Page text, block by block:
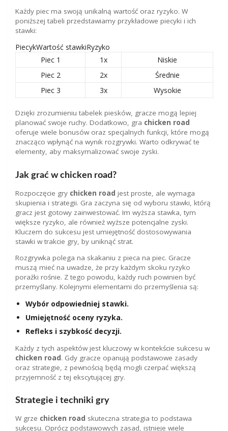
Każdy piec ma swoją unikalną wartość oraz ryzyko. W
poniższej tabeli przedstawiamy przykładowe piecyki i ich
stawki:
PiecykWartość stawkiRyzyko
Piec 1
1x
Niskie
Piec 2
2x
Średnie
Piec 3
3x Wysokie
Dzięki zrozumieniu tabelek piesków, gracze mogą lepiej
planować swoje ruchy. Dodatkowo, gra chicken road
oferuje wiele bonusów oraz specjalnych funkcji, które mogą
znacząco wpłynąć na wynik rozgrywki. Warto odkrywać te
elementy, aby maksymalizować swoje zyski.
Jak grać w chicken road?
Rozpoczęcie gry chicken road jest proste, ale wymaga
skupienia i strategii. Gra zaczyna się od wyboru stawki, którą
gracz jest gotowy zainwestować. Im wyższa stawka, tym
większe ryzyko, ale również wyższe potencjalne zyski.
Kluczem do sukcesu jest umiejętność dostosowywania
stawki w trakcie gry, by uniknąć strat.
Rozgrywka polega na skakaniu z pieca na piec. Gracze
muszą mieć na uwadze, że przy każdym skoku ryzyko
porażki rośnie. Z tego powodu, każdy ruch powinien być
przemyślany. Kolejnymi elementami do przemyślenia są:
Wybór odpowiedniej stawki.
Umiejętność oceny ryzyka.
Refleks i szybkość decyzji.
Każdy z tych aspektów jest kluczowy w kontekście sukcesu w
chicken road. Gdy gracze opanują podstawowe zasady
oraz strategie, z pewnością będą mogli czerpać większą
przyjemność z tej ekscytującej gry.
Strategie i techniki gry
W grze chicken road skuteczna strategia to podstawa
sukcesu. Oprócz podstawowych zasad, istnieje wiele